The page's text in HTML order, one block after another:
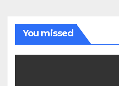
You missed